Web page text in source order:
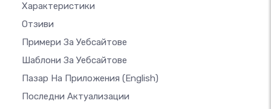
Характеристики
Отзиви
Примери За Уебсайтове
Шаблони За Уебсайтове
Пазар На Приложения (English)
Последни Актуализации